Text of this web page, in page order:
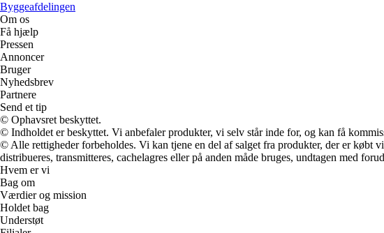
Byggeafdelingen
Om os
Få hjælp
Pressen
Annoncer
Bruger
Nyhedsbrev
Partnere
Send et tip
© Ophavsret beskyttet.
© Indholdet er beskyttet. Vi anbefaler produkter, vi selv står inde for, og kan få
© Alle rettigheder forbeholdes. Vi kan tjene en del af salget fra produkter, der er købt
distribueres, transmitteres, cachelagres eller på anden måde bruges, undtagen med
Hvem er vi
Bag om
Værdier og mission
Holdet bag
Understøt